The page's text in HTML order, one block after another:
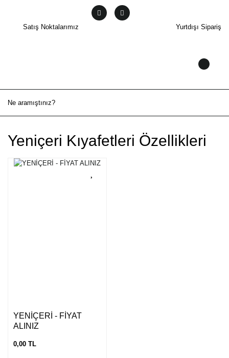
Satış Noktalarımız Yurtdışı Sipariş
Yeniçeri Kıyafetleri Özellikleri
YENİÇERİ - FİYAT
ALINIZ
0,00 TL